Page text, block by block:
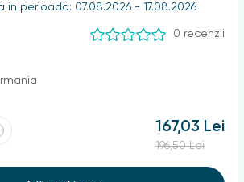
perioada: 07.08.2026 - 17.08.2026
0 recenzii
167,03 Lei
196,50 Lei